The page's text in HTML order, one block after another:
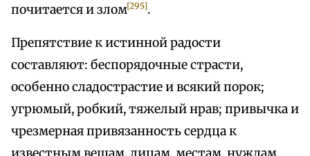
почитается и злом[295].
Препятствие к истинной радости
составляют: беспорядочные страсти,
особенно сладострастие и всякий порок;
угрюмый, робкий, тяжелый нрав; привычка и
чрезмерная привязанность сердца к